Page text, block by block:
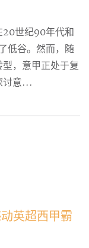
20世纪90年代和
低谷。然而，随
，意甲正处于复
讨意...
英超西甲霸